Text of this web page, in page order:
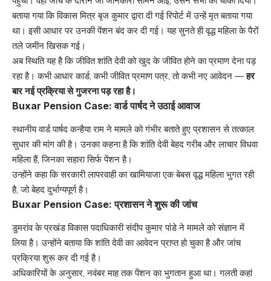
बताया गया कि विकास मित्र बृज कुमार द्वारा दी गई रिपोर्ट में उन्हें मृत बताया गया
था। इसी आधार पर उनकी पेंशन बंद कर दी गई। यह सुनते ही वृद्ध महिला के पैरों
तले जमीन खिसक गई।
अब स्थिति यह है कि जीवित शांति देवी को खुद के जीवित होने का प्रमाण देना पड़
रहा है। कभी आधार कार्ड, कभी जीवित प्रमाण पत्र, तो कभी नए आवेदन —हर
बार नई प्रक्रिया से गुजरना पड़ रहा है।
Buxar Pension Case: वार्ड पार्षद ने उठाई आवाज
स्थानीय वार्ड पार्षद कन्हैया राम ने मामले को गंभीर बताते हुए प्रशासन से तत्काल
सुधार की मांग की है। उनका कहना है कि शांति देवी बेहद गरीब और लाचार विधवा
महिला हैं, जिनका सहारा सिर्फ पेंशन है।
उन्होंने कहा कि सरकारी लापरवाही का खामियाजा एक बेबस वृद्ध महिला भुगत रही
है, जो बेहद दुर्भाग्यपूर्ण है।
Buxar Pension Case: प्रशासन ने शुरू की जांच
डुमरांव के प्रखंड विकास पदाधिकारी संदीप कुमार पांडे ने मामले को संज्ञान में
लिया है। उन्होंने बताया कि शांति देवी का आवेदन प्राप्त हो चुका है और जांच
प्रक्रिया शुरू कर दी गई है।
अधिकारियों के अनुसार, नवंबर माह तक पेंशन का भुगतान हुआ था। गलती कहां